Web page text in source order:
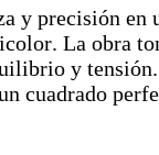
y precisión en
La obra
y
cuadrado